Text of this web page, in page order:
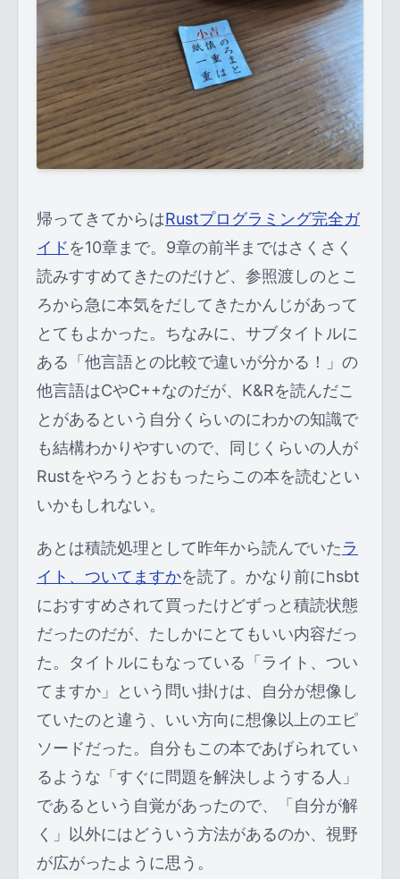
帰ってきてからはRustプログラミング完全ガ
イドを10章まで。9章の前半まではさくさく
読みすすめてきたのだけど、参照渡しのとこ
ろから急に本気をだしてきたかんじがあって
とてもよかった。ちなみに、サブタイトルに
ある「他言語との比較で違いが分かる！」の
他言語はCやC++なのだが、K&Rを読んだこ
とがあるという自分くらいのにわかの知識で
も結構わかりやすいので、同じくらいの人が
Rustをやろうとおもったらこの本を読むとい
いかもしれない。
あとは積読処理として昨年から読んでいたラ
イト、ついてますかを読了。かなり前にhsbt
におすすめされて買ったけどずっと積読状態
だったのだが、たしかにとてもいい内容だっ
た。タイトルにもなっている「ライト、つい
てますか」という問い掛けは、自分が想像し
ていたのと違う、いい方向に想像以上のエピ
ソードだった。自分もこの本であげられてい
るような「すぐに問題を解決しようする人」
であるという自覚があったので、「自分が解
く」以外にはどういう方法があるのか、視野
が広がったように思う。